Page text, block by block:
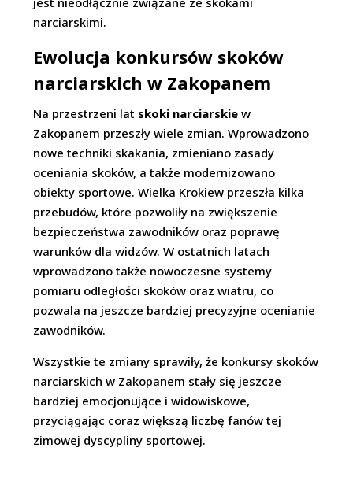
narciarskimi.
Ewolucja konkursów skoków
narciarskich w Zakopanem
Na przestrzeni lat skoki narciarskie w
Zakopanem przeszły wiele zmian. Wprowadzono
nowe techniki skakania, zmieniano zasady
oceniania skoków, a także modernizowano
obiekty sportowe. Wielka Krokiew przeszła kilka
przebudów, które pozwoliły na zwiększenie
bezpieczeństwa zawodników oraz poprawę
warunków dla widzów. W ostatnich latach
wprowadzono także nowoczesne systemy
pomiaru odległości skoków oraz wiatru, co
pozwala na jeszcze bardziej precyzyjne ocenianie
zawodników.
Wszystkie te zmiany sprawiły, że konkursy skoków
narciarskich w Zakopanem stały się jeszcze
bardziej emocjonujące i widowiskowe,
przyciągając coraz większą liczbę fanów tej
zimowej dyscypliny sportowej.